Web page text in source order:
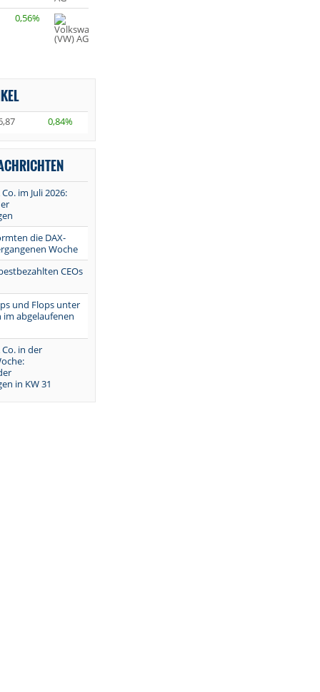
0,56%
0,84%
im Juli 2026:
die DAX-
Woche
CEOs
und Flops unter
abgelaufenen
in der
in KW 31